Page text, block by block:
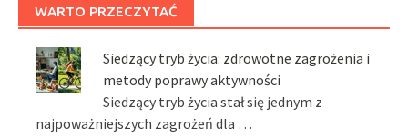
WARTO PRZECZYTAĆ
Siedzący tryb życia: zdrowotne zagrożenia i
metody poprawy aktywności
Siedzący tryb życia stał się jednym z
najpoważniejszych zagrożeń dla …